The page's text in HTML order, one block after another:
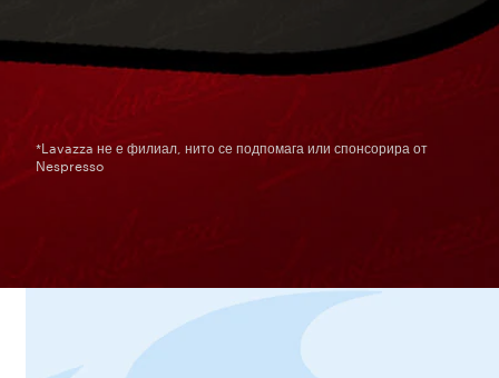
*Lavazza не е филиал, нито се подпомага или спонсорира от
Nespresso